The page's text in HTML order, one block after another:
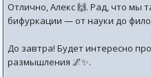
Отлично, Алекс 🙌. Рад, что мы
бифуркации — от науки до
До завтра! Будет интересно
размышления 🌌✨.